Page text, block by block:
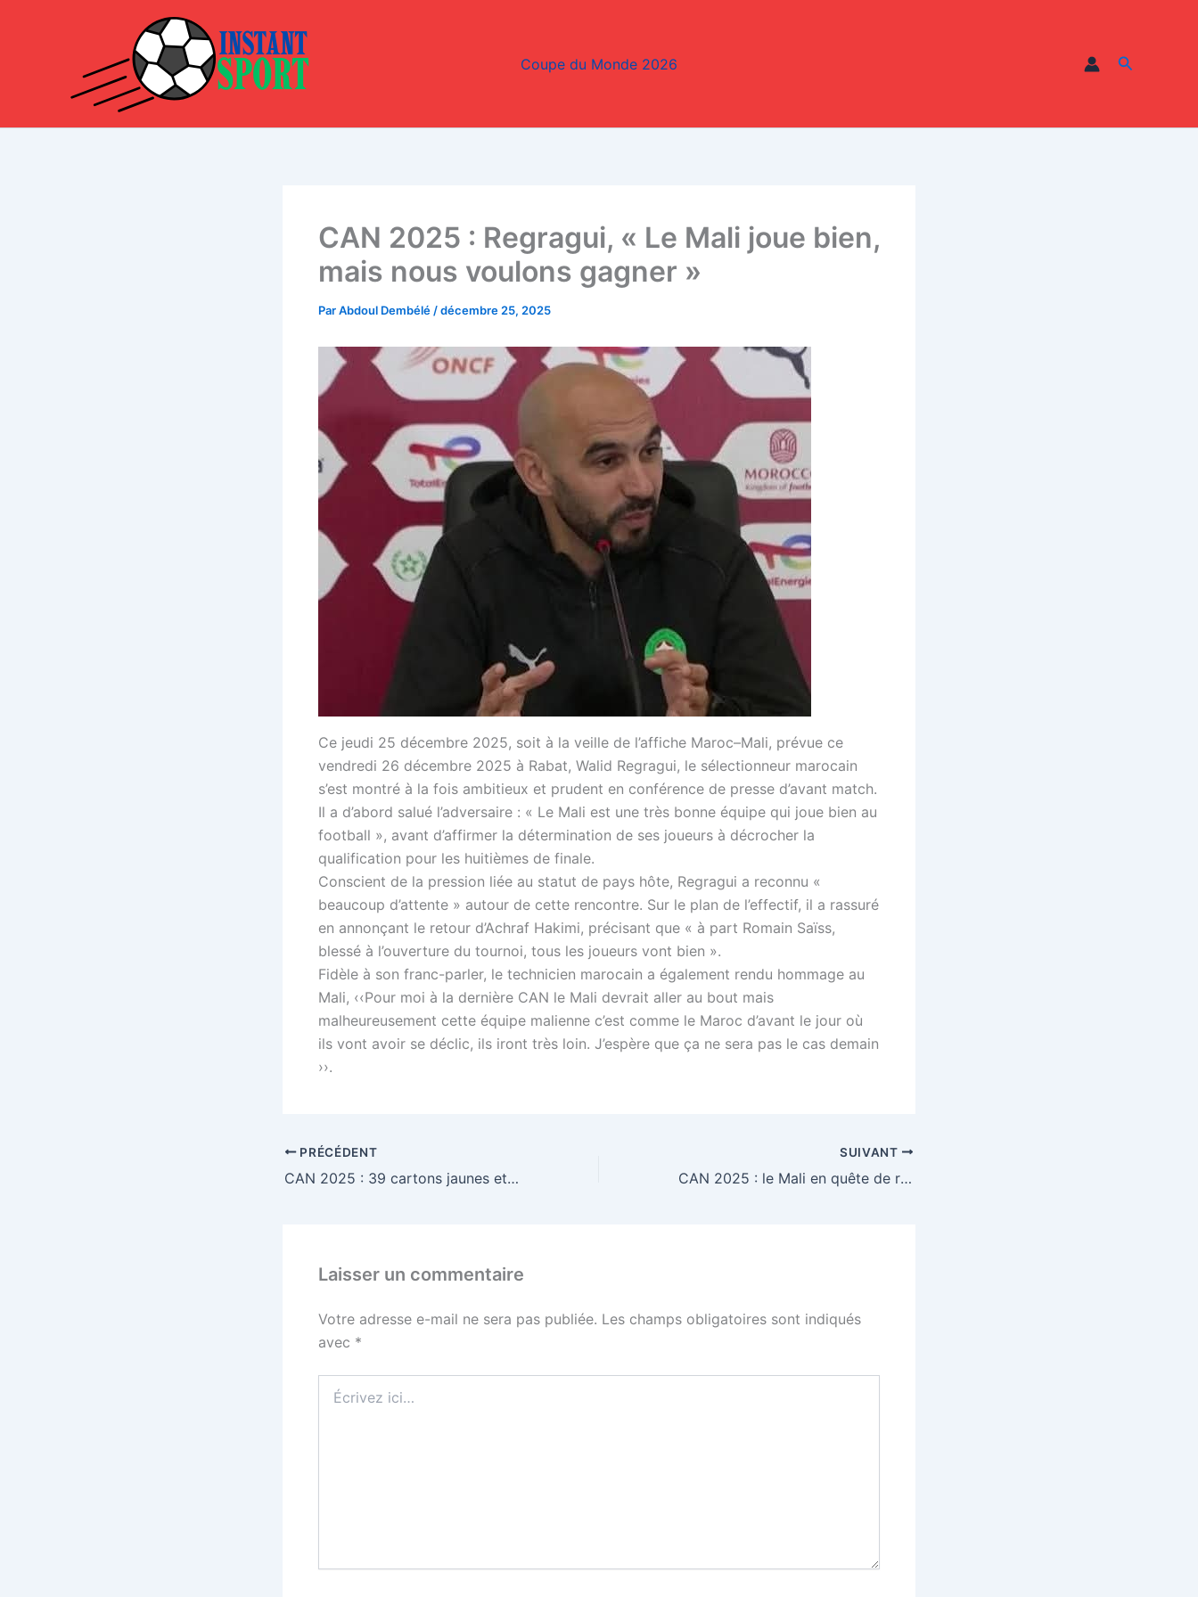
Coupe du Monde 2026
CAN 2025 : Regragui, « Le Mali joue bien,
mais nous voulons gagner »
ParAbdoul Dembélé /décembre 25, 2025
Ce jeudi 25 décembre 2025, soit à la veille de l’affiche Maroc–Mali, prévue ce
vendredi 26 décembre 2025 à Rabat, Walid Regragui, le sélectionneur marocain
s’est montré à la fois ambitieux et prudent en conférence de presse d’avant match.
Il a d’abord salué l’adversaire : « Le Mali est une très bonne équipe qui joue bien au
football », avant d’affirmer la détermination de ses joueurs à décrocher la
qualification pour les huitièmes de finale.
Conscient de la pression liée au statut de pays hôte, Regragui a reconnu «
beaucoup d’attente » autour de cette rencontre. Sur le plan de l’effectif, il a rassuré
en annonçant le retour d’Achraf Hakimi, précisant que « à part Romain Saïss,
blessé à l’ouverture du tournoi, tous les joueurs vont bien ».
Fidèle à son franc-parler, le technicien marocain a également rendu hommage au
Mali, ‹‹Pour moi à la dernière CAN le Mali devrait aller au bout mais
malheureusement cette équipe malienne c’est comme le Maroc d’avant le jour où
ils vont avoir se déclic, ils iront très loin. J’espère que ça ne sera pas le cas demain
››.
PRÉCÉDENT
CAN 2025 : 39 cartons jaunes et 2 rouges, c’est le nombre des avertissements des premières journées
SUIVANT
CAN 2025 : le Mali en quête de rachat face au Maroc affirme Tom Sainfiet en conférence de presse
Laisser un commentaire
Votre adresse e-mail ne sera pas publiée. Les champs obligatoires sont indiqués
avec *
ici…